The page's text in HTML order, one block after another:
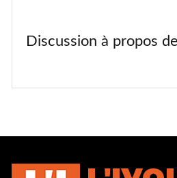
Discussion à propos